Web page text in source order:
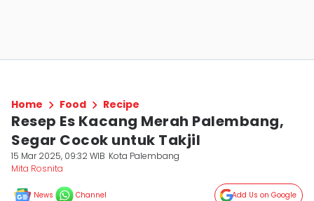
Home Food Recipe
Resep Es Kacang Merah Palembang,
Segar Cocok untuk Takjil
15 Mar 2025, 09:32 WIB Kota Palembang
Mita Rosnita
News Channel Add Us on Google